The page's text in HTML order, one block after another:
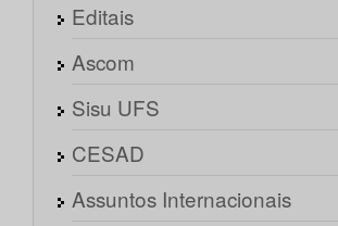
Editais
Ascom
Sisu UFS
CESAD
Assuntos Internacionais